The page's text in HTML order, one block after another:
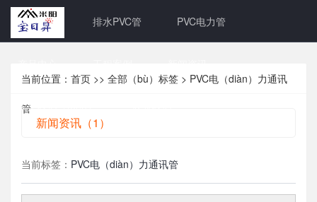
网站首页 排水PVC管 PVC电力管
关于我们（men）
当前位置： 首页 >> 全部（bù）标签 > PVC电（diàn）力通讯
管
新闻资讯（1）
当前标签： PVC电（diàn）力通讯管